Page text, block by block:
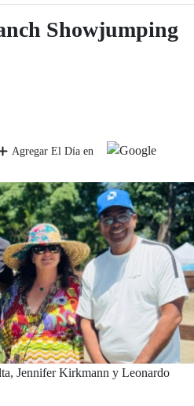
Showjumping
Agregar El Día en
Jennifer Kirkmann y Leonardo